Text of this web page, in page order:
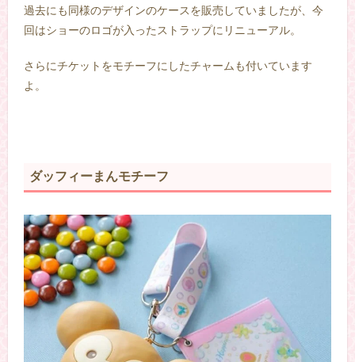
過去にも同様のデザインのケースを販売していましたが、今
回はショーのロゴが入ったストラップにリニューアル。
さらにチケットをモチーフにしたチャームも付いています
よ。
ダッフィーまんモチーフ